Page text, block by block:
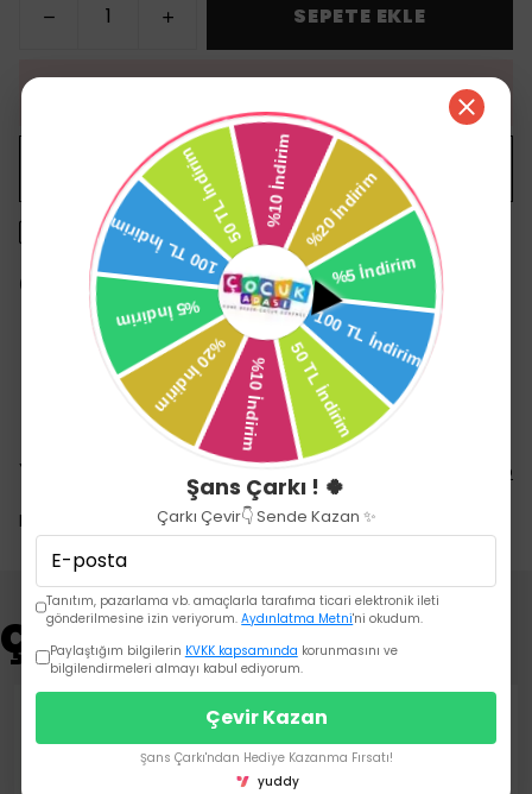
SEPETE EKLE
WHATSAPP
1500 TL üzeri ücretsiz kargo
14 gün içinde iade değişim
Yorumlar Yorum Yap
Bu ürün için henüz yorum yapılmamış.
Çok Satanlar
Şans Çarkı ! 🍀
Çarkı Çevir👇 Sende Kazan ✨
Tanıtım, pazarlama vb. amaçlarla tarafıma ticari elektronik ileti
gönderilmesine izin veriyorum.Aydınlatma Metni'ni okudum.
Paylaştığım bilgilerin KVKK kapsamında korunmasını ve
bilgilendirmeleri almayı kabul ediyorum.
Çevir Kazan
Şans Çarkı'ndan Hediye Kazanma Fırsatı!
yuddy